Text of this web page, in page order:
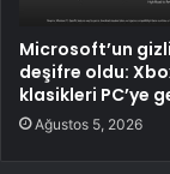
Microsoft’un
deşifre oldu:
klasikleri PC’ye
Ağustos 5, 2026